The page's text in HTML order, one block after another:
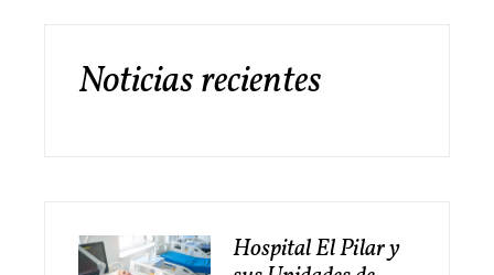
Noticias recientes
Hospital El Pilar y